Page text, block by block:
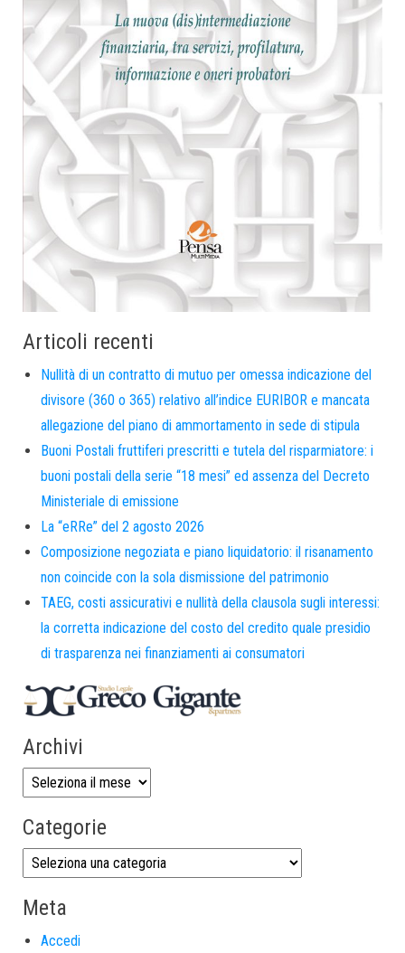
Articoli recenti
Nullità di un contratto di mutuo per omessa indicazione del
divisore (360 o 365) relativo all’indice EURIBOR e mancata
allegazione del piano di ammortamento in sede di stipula
Buoni Postali fruttiferi prescritti e tutela del risparmiatore: i
buoni postali della serie “18 mesi” ed assenza del Decreto
Ministeriale di emissione
La “eRRe” del 2 agosto 2026
Composizione negoziata e piano liquidatorio: il risanamento
non coincide con la sola dismissione del patrimonio
TAEG, costi assicurativi e nullità della clausola sugli interessi:
la corretta indicazione del costo del credito quale presidio
di trasparenza nei finanziamenti ai consumatori
Archivi
Categorie
Meta
Accedi